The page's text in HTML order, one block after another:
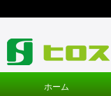
ホーム